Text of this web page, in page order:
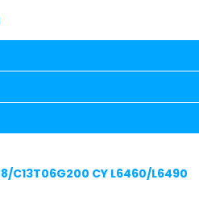
C13T06G200 CY L6460/L6490